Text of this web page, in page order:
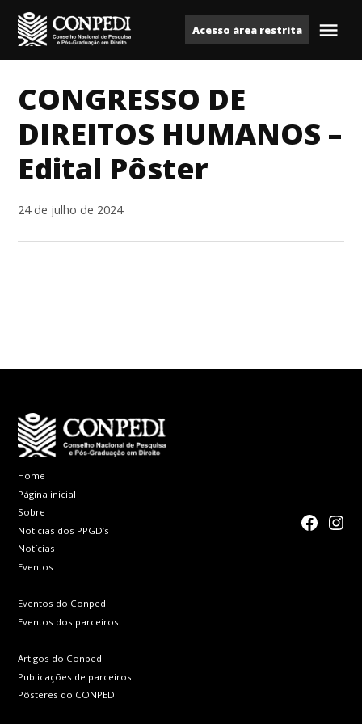
para
o
ConpediAcesso área restrita
CONGRESSO DE
DIREITOS HUMANOS –
Edital Pôster
24 de julho de 2024
Home
Página inicial
Sobre
Notícias dos PPGD’s
Notícias
Eventos
Eventos do Conpedi
Eventos dos parceiros
Artigos do Conpedi
Publicações de parceiros
Pôsteres do CONPEDI